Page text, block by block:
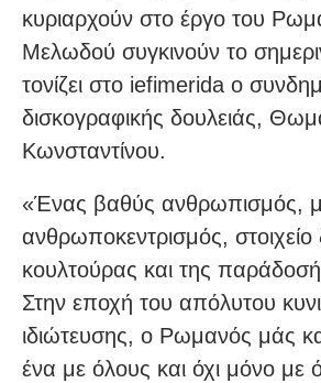
κυριαρχούν στο έργο του
Μελωδού συγκινούν το
τονίζει στο iefimerida ο
δισκογραφικής δουλειάς,
Κωνσταντίνου.
«Ένας βαθύς ανθρωπισμός,
ανθρωποκεντρισμός, στοιχείο
κουλτούρας και της
Στην εποχή του απόλυτου
ιδιώτευσης, ο Ρωμανός μάς
ένα με όλους και όχι μόνο με